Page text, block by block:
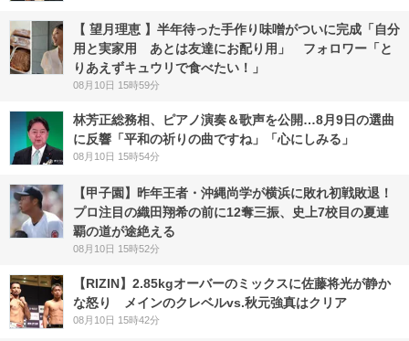
【 望月理恵 】半年待った手作り味噌がついに完成「自分
用と実家用 あとは友達にお配り用」 フォロワー「と
りあえずキュウリで食べたい！」
08月10日 15時59分
林芳正総務相、ピアノ演奏＆歌声を公開…8月9日の選曲
に反響「平和の祈りの曲ですね」「心にしみる」
08月10日 15時54分
【甲子園】昨年王者・沖縄尚学が横浜に敗れ初戦敗退！
プロ注目の織田翔希の前に12奪三振、史上7校目の夏連
覇の道が途絶える
08月10日 15時52分
【RIZIN】2.85kgオーバーのミックスに佐藤将光が静か
な怒り メインのクレベルvs.秋元強真はクリア
08月10日 15時42分